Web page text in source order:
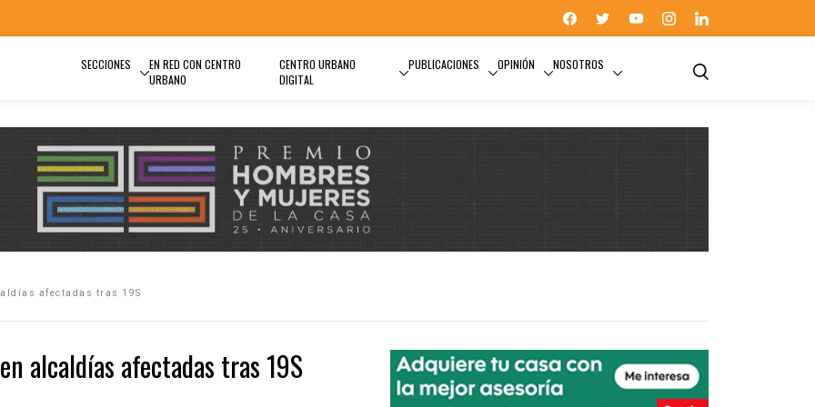
SECCIONES
EN RED CON CENTRO
URBANO
CENTRO URBANO
DIGITAL
PUBLICACIONES OPINIÓN NOSOTROS
afectadas tras 19S
alcaldías afectadas tras 19S